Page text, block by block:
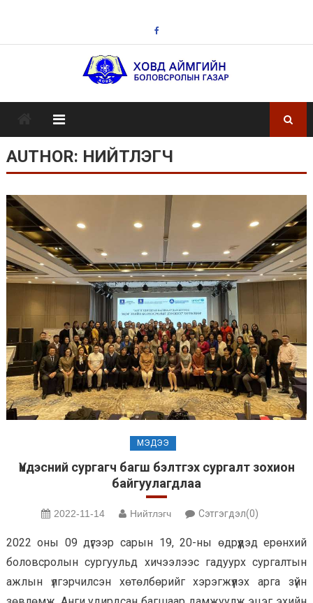
content
AUTHOR: НИЙТЛЭГЧ
МЭДЭЭ
Үндэсний сургагч багш бэлтгэх сургалт зохион
байгуулагдлаа
2022-11-14 Нийтлэгч Сэтгэгдэл(0)
2022 оны 09 дүгээр сарын 19, 20-ны өдрүүдэд ерөнхий
боловсролын сургуульд хичээлээс гадуурх сургалтын
ажлын үлгэрчилсэн хөтөлбөрийг хэрэгжүүлэх арга зүйн